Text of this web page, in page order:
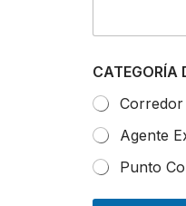
r
e
d
e
n
c
i
a
CATEGORÍA
Corredor
Agente
Punto